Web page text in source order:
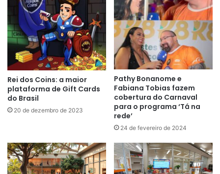
Rei dos Coins: a maior
plataforma de Gift Cards
do Brasil
20 de dezembro de 2023
Pathy Bonanome e
Fabiana Tobias fazem
cobertura do Carnaval
para o programa ‘Tá na
rede’
24 de fevereiro de 2024